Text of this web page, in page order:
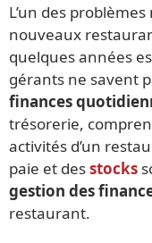
L’un des
nouveaux
quelques années
gérants ne savent
finances
trésorerie,
activités d’un
paie et desstocks
gestion des
restaurant.